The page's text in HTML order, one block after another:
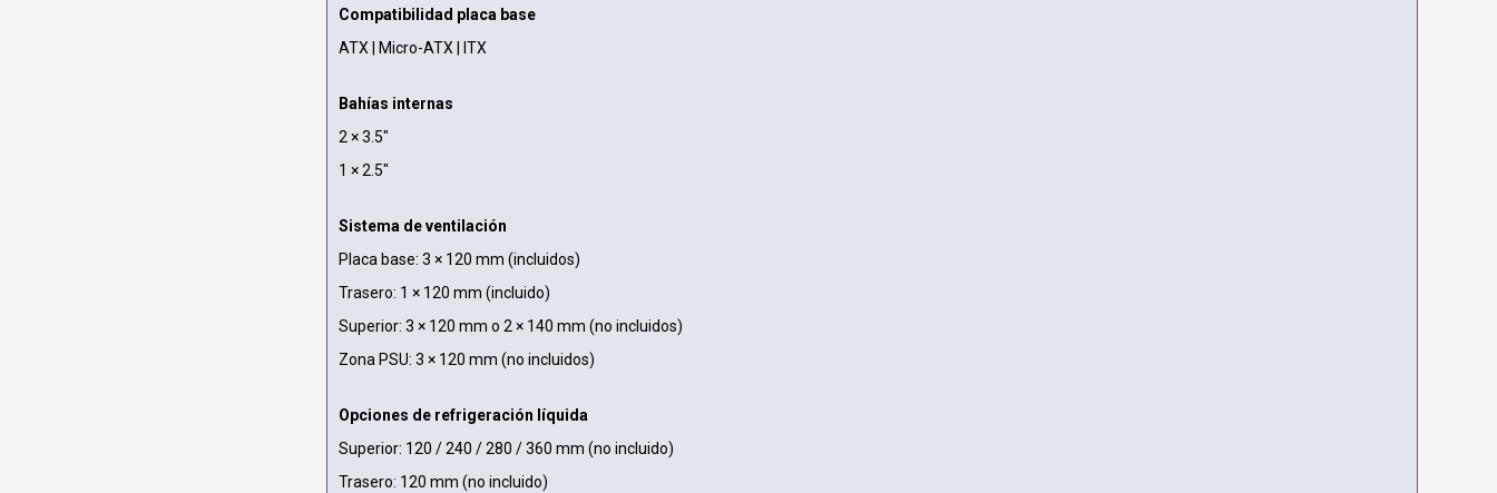
Compatibilidad placa base
ATX | Micro-ATX | ITX
Bahías internas
2 × 3.5"
1 × 2.5"
Sistema de ventilación
Placa base: 3 × 120 mm (incluidos)
Trasero: 1 × 120 mm (incluido)
Superior: 3 × 120 mm o 2 × 140 mm (no incluidos)
Zona PSU: 3 × 120 mm (no incluidos)
Opciones de refrigeración líquida
Superior: 120 / 240 / 280 / 360 mm (no incluido)
Trasero: 120 mm (no incluido)